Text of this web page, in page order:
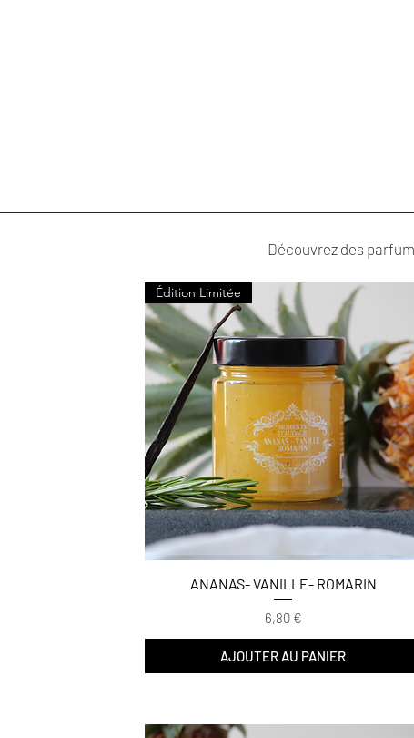
Découvrez des
Édition Limitée
ANANAS- VANILLE- ROMARIN
Prix
6,80 €
AJOUTER AU PANIER